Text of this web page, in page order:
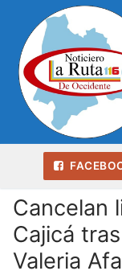
contenido
Cancelan
Cajicá
Valeria